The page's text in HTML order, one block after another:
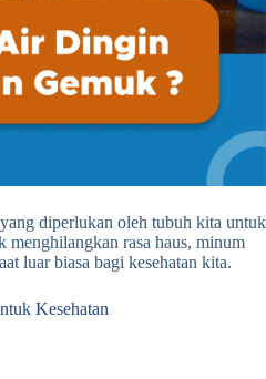
diperlukan oleh tubuh kita untuk
menghilangkan rasa haus, minum
luar biasa bagi kesehatan kita.
Kesehatan